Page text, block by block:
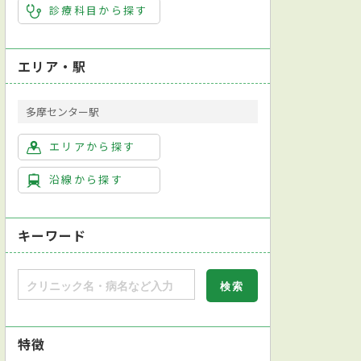
診療科目から探す
エリア・駅
多摩センター駅
エリアから探す
沿線から探す
キーワード
特徴